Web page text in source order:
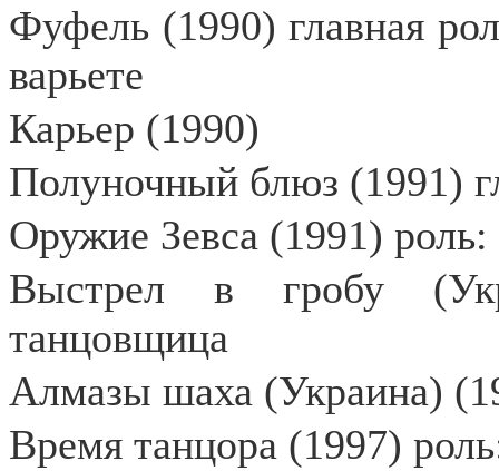
Фуфель (1990) главная
варьете
Карьер (1990)
Полуночный блюз (1991)
Оружие Зевса (1991)
Выстрел в гробу
танцовщица
Алмазы шаха (Украина)
Время танцора (1997)